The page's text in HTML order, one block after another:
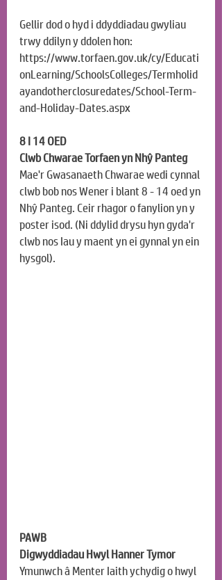
Gellir dod o hyd i ddyddiadau gwyliau
trwy ddilyn y ddolen hon:
https://www.torfaen.gov.uk/cy/Educati
onLearning/SchoolsColleges/Termholid
ayandotherclosuredates/School-Term-
and-Holiday-Dates.aspx
8 I 14 OED
Clwb Chwarae Torfaen yn Nhŷ Panteg
Mae'r Gwasanaeth Chwarae wedi cynnal
clwb bob nos Wener i blant 8 - 14 oed yn
Nhŷ Panteg. Ceir rhagor o fanylion yn y
poster isod. (Ni ddylid drysu hyn gyda'r
clwb nos Iau y maent yn ei gynnal yn ein
hysgol).
PAWB
Digwyddiadau Hwyl Hanner Tymor
Ymunwch â Menter Iaith ychydig o hwyl